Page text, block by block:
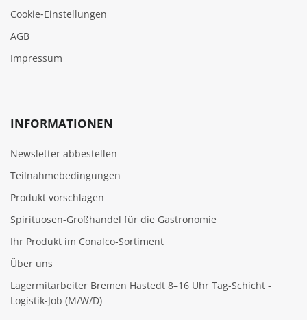
Cookie‑Einstellungen
AGB
Impressum
INFORMATIONEN
Newsletter abbestellen
Teilnahmebedingungen
Produkt vorschlagen
Spirituosen-Großhandel für die Gastronomie
Ihr Produkt im Conalco-Sortiment
Über uns
Lagermitarbeiter Bremen Hastedt 8–16 Uhr Tag-Schicht -
Logistik-Job (M/W/D)